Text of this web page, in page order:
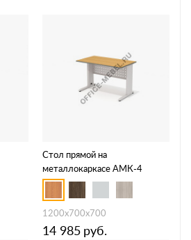
Стол прямой на
металлокаркасе АМК-4
1200x700x700
14 985 руб.